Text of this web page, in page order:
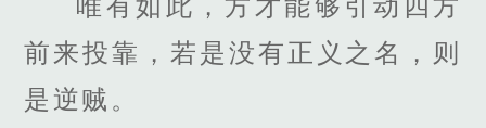
唯有如此，方才能够引动四方
前来投靠，若是没有正义之名，则
是逆贼。